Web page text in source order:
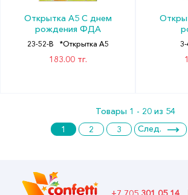
Открытка А5 С днем
рождения ФДА
23-52-B *Открытка А5
183.00 тг.
Товары 1 - 20 из 54
1
2 3 След.